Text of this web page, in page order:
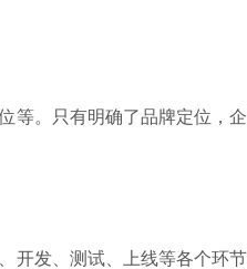
等。只有明确了品牌定位，
发、测试、上线等各个环